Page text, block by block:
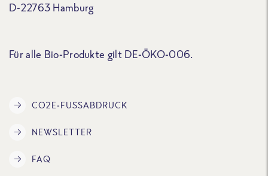
D-22763 Hamburg
Für alle Bio-Produkte gilt DE-ÖKO-006.
CO2E-FUSSABDRUCK
NEWSLETTER
FAQ